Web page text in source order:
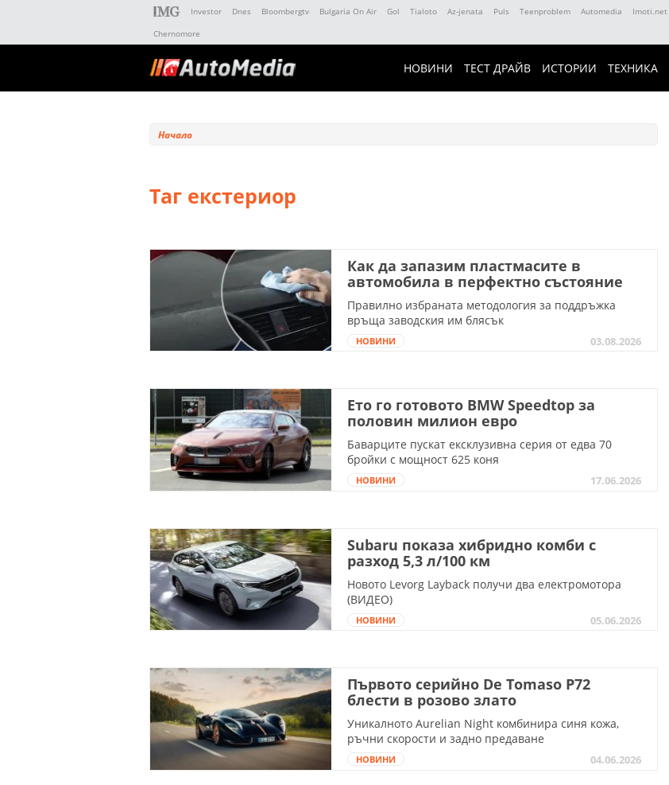
Investor Dnes Bloombergtv Bulgaria On Air Gol Tialoto Az-jenata Puls Teenproblem Automedia Imoti.net
Chernomore
НОВИНИ ТЕСТ ДРАЙВ ИСТОРИИ ТЕХНИКА
Начало
Таг екстериор
Как да запазим пластмасите в
автомобила в перфектно състояние
Правилно избраната методология за поддръжка
връща заводския им блясък
НОВИНИ 03.08.2026
Ето го готовото BMW Speedtop за
половин милион евро
Баварците пускат ексклузивна серия от едва 70
бройки с мощност 625 коня
НОВИНИ 17.06.2026
Subaru показа хибридно комби с
разход 5,3 л/100 км
Новото Levorg Layback получи два електромотора
(ВИДЕО)
НОВИНИ 05.06.2026
Първото серийно De Tomaso P72
блести в розово злато
Уникалното Aurelian Night комбинира синя кожа,
ръчни скорости и задно предаване
НОВИНИ 04.06.2026